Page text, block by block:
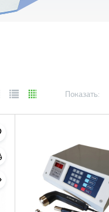
Показать: